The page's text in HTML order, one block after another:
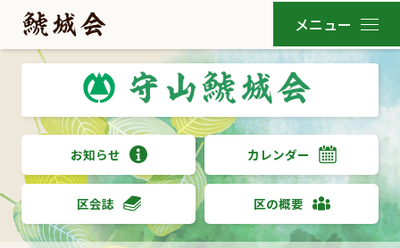
お知らせ カレンダー
区会誌 区の概要